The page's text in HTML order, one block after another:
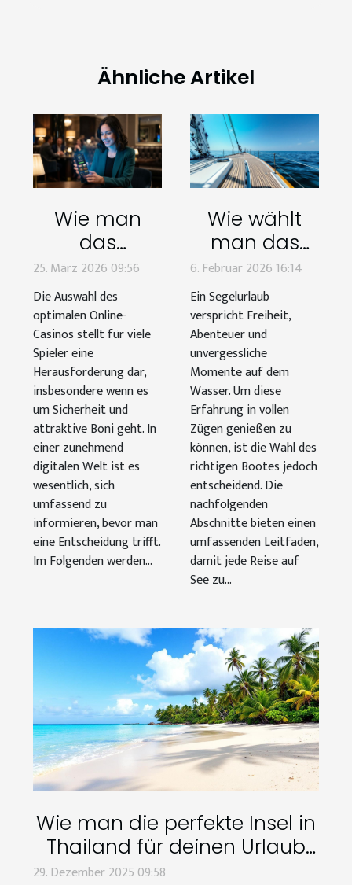
Ähnliche Artikel
Wie man
das
optimale
Online-
Casino
auswählt:
Sicherheit
und Boni?
25. März 2026 09:56
Die Auswahl des
optimalen Online-
Casinos stellt für viele
Spieler eine
Herausforderung dar,
insbesondere wenn es
um Sicherheit und
attraktive Boni geht. In
einer zunehmend
digitalen Welt ist es
wesentlich, sich
umfassend zu
informieren, bevor man
eine Entscheidung trifft.
Im Folgenden werden...
Wie wählt
man das
perfekte Boot
für Ihren
nächsten
Segelurlaub?
6. Februar 2026 16:14
Ein Segelurlaub
verspricht Freiheit,
Abenteuer und
unvergessliche
Momente auf dem
Wasser. Um diese
Erfahrung in vollen
Zügen genießen zu
können, ist die Wahl des
richtigen Bootes jedoch
entscheidend. Die
nachfolgenden
Abschnitte bieten einen
umfassenden Leitfaden,
damit jede Reise auf
See zu...
Wie man die perfekte Insel in
Thailand für deinen Urlaub
wählt
29. Dezember 2025 09:58